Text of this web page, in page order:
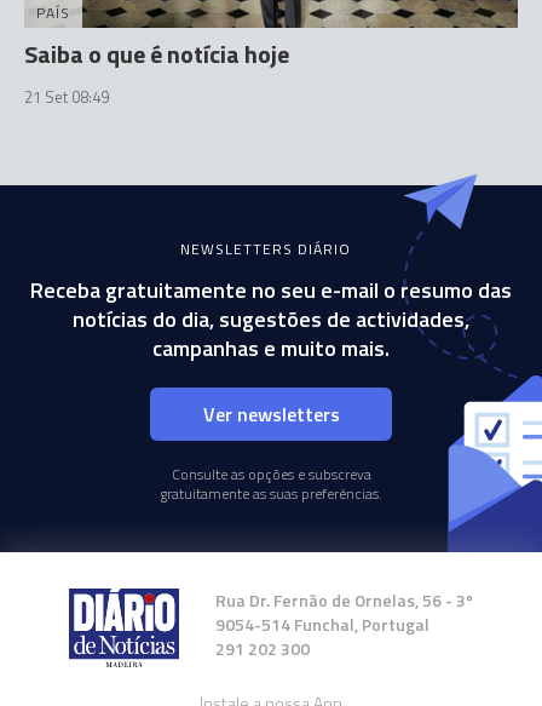
PAÍS
Saiba o que é notícia hoje
21 Set 08:49
NEWSLETTERS DIÁRIO
Receba gratuitamente no seu e-mail o resumo das
notícias do dia, sugestões de actividades,
campanhas e muito mais.
Ver newsletters
Consulte as opções e subscreva
gratuitamente as suas preferências.
Rua Dr. Fernão de Ornelas, 56 - 3º
9054-514 Funchal, Portugal
291 202 300